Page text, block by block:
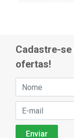
Cadastre-
ofertas!